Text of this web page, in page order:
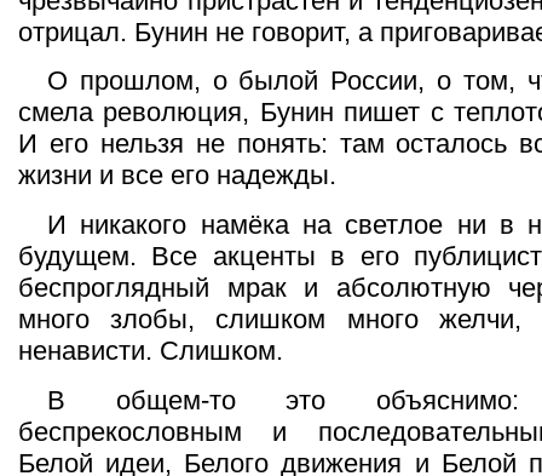
отрицал. Бунин не говорит, а
О прошлом, о былой России, о том,
смела революция, Бунин пишет с
И его нельзя не понять: там осталось
жизни и все его надежды.
И никакого намёка на светлое ни в
будущем. Все акценты в его
беспроглядный мрак и абсолютную
много злобы, слишком много желчи,
ненависти. Слишком.
В общем-то это
беспрекословным и
Белой идеи, Белого движения и Белой